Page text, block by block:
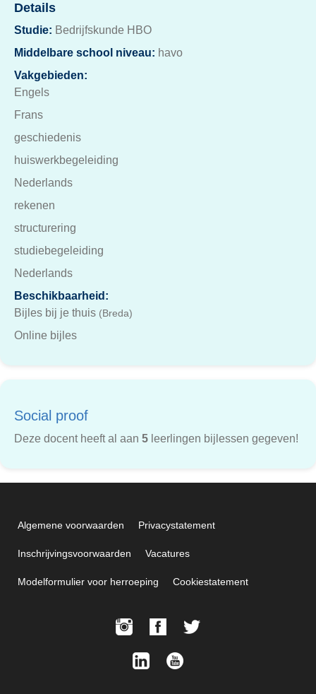
Details
Studie: Bedrijfskunde HBO
Middelbare school niveau: havo
Vakgebieden:
Engels
Frans
geschiedenis
huiswerkbegeleiding
Nederlands
rekenen
structurering
studiebegeleiding
Nederlands
Beschikbaarheid:
Bijles bij je thuis (Breda)
Online bijles
Social proof
Deze docent heeft al aan 5 leerlingen bijlessen gegeven!
Algemene voorwaarden Privacystatement
Inschrijvingsvoorwaarden Vacatures
Modelformulier voor herroeping Cookiestatement